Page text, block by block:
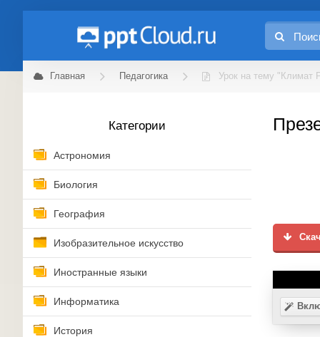
Главная Педагогика Урок на тему "Климат
Категории
Астрономия
Биология
География
Изобразительное искусство
Иностранные языки
Информатика
История